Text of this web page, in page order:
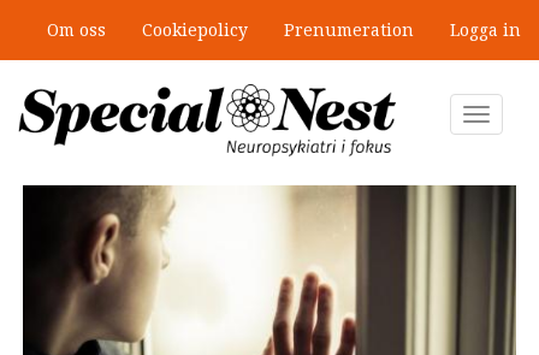
huvudinnehåll
Om oss Cookiepolicy Prenumeration Logga in
Toggle
”Jobbet gick bra – just därför togs
stödet bort”